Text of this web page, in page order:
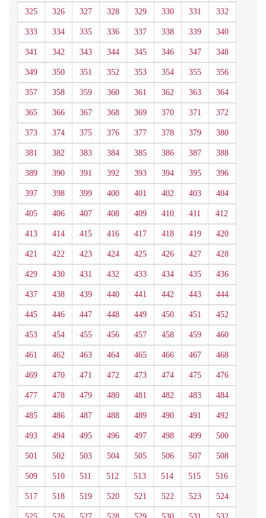
325 326 327 328 329 330 331 332
333 334 335 336 337 338 339 340
341 342 343 344 345 346 347 348
349 350 351 352 353 354 355 356
357 358 359 360 361 362 363 364
365 366 367 368 369 370 371 372
373 374 375 376 377 378 379 380
381 382 383 384 385 386 387 388
389 390 391 392 393 394 395 396
397 398 399 400 401 402 403 404
405 406 407 408 409 410 411 412
413 414 415 416 417 418 419 420
421 422 423 424 425 426 427 428
429 430 431 432 433 434 435 436
437 438 439 440 441 442 443 444
445 446 447 448 449 450 451 452
453 454 455 456 457 458 459 460
461 462 463 464 465 466 467 468
469 470 471 472 473 474 475 476
477 478 479 480 481 482 483 484
485 486 487 488 489 490 491 492
493 494 495 496 497 498 499 500
501 502 503 504 505 506 507 508
509 510 511 512 513 514 515 516
517 518 519 520 521 522 523 524